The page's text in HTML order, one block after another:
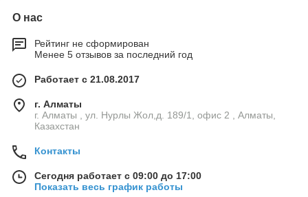
FBD, ST, SFC) для гибкости разработки приложений.
Надежность:Способны работать в условиях
повышенной влажности и температуры, обеспечивая
Интуитивно понятный интерфейс:
инструменты для настройки и мониторинга состояния
системы.
Основные модели:
WAGO 750-8212 XTR
Тип:Контроллер с интерфейсом Ethernet
Скорость передачи:
Поддержка высокоскоростных
О нас
Рейтинг не сформирован
Менее 5 отзывов за последний год
Работает с 21.08.2017
г. Алматы
г. Алматы , ул. Нурлы Жол,д. 189/1, офис 2 , Алматы,
Казахстан
Контакты
Сегодня работает с 09:00 до 17:00
Показать весь график работы